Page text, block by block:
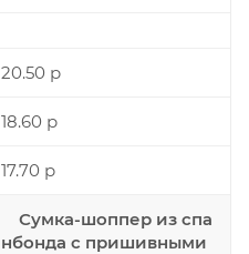
20.50 р
18.60 р
17.70 р
Сумка-шоппер из спа
нбонда с пришивными